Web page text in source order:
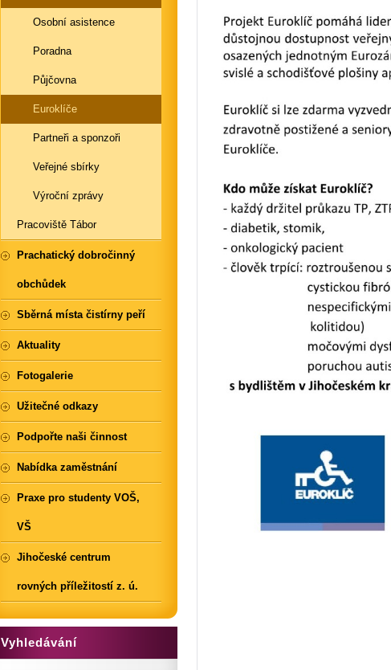
Osobní asistence
Poradna
Půjčovna
Euroklíče
Partneři a sponzoři
Veřejné sbírky
Výroční zprávy
Pracoviště Tábor
Prachatický dobročinný
obchůdek
Sběrná místa čistírny peří
Aktuality
Fotogalerie
Užitečné odkazy
Podpořte naši činnost
Nabídka zaměstnání
Praxe pro studenty VOŠ,
VŠ
Jihočeské centrum
rovných příležitostí z. ú.
Vyhledávání